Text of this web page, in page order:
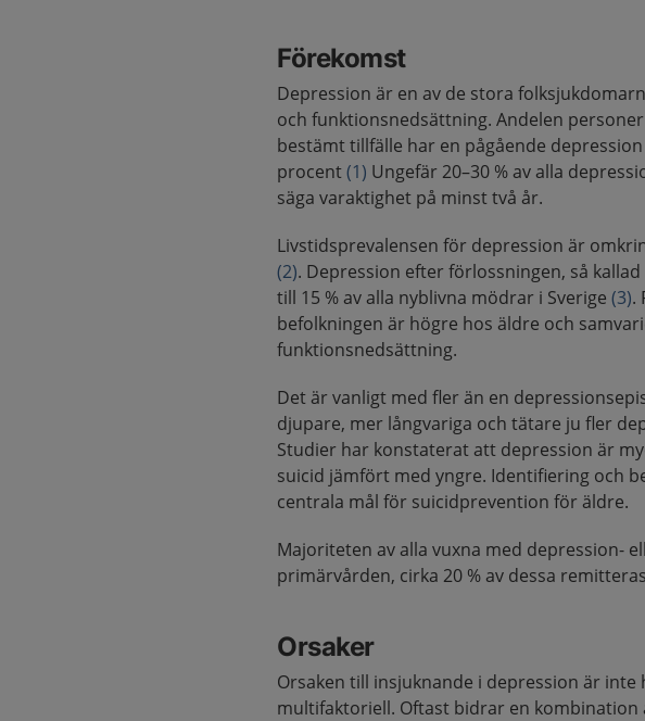
Förekomst
Depression är en av de stora
och funktionsnedsättning. Andelen
bestämt tillfälle har en pågående
procent(1) Ungefär 20–30 % av alla
säga varaktighet på minst två år.
Livstidsprevalensen för depression är
(2). Depression efter förlossningen, så
till 15 % av alla nyblivna mödrar i Sverige(3).
befolkningen är högre hos äldre och
funktionsnedsättning.
Det är vanligt med fler än en
djupare, mer långvariga och tätare ju fler
Studier har konstaterat att depression är
suicid jämfört med yngre. Identifiering och
centrala mål för suicidprevention för äldre.
Majoriteten av alla vuxna med depression-
primärvården, cirka 20 % av dessa
Orsaker
Orsaken till insjuknande i depression är
multifaktoriell. Oftast bidrar en